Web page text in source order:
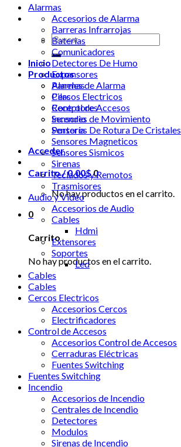
Buscar
por:
Inicio
Productos
Alarmas
Cercos Electricos
Control de Accesos
Incendio
Portería
Acceder
Carrito /0.00$0
No hay productos en el carrito.
0
Carrito
No hay productos en el carrito.
Alarmas
Accesorios de Alarma
Barreras Infrarrojas
Baterias
Comunicadores
Detectores De Humo
Expansores
Paneles de Alarma
Pilas
Receptores
Sensores de Movimiento
Sensores De Rotura De Cristales
Sensores Magneticos
Sensores Sismicos
Sirenas
Teclados y Remotos
Trasmisores
Audio y Video
Accesorios de Audio
Cables
Hdmi
Extensores
Soportes
Led
Cables
Cables
Cercos Electricos
Accesorios Cercos
Electrificadores
Control de Accesos
Accesorios Control de Accesos
Cerraduras Eléctricas
Fuentes Switching
Fuentes Switching
Incendio
Accesorios de Incendio
Centrales de Incendio
Detectores
Modulos
Sirenas de Incendio